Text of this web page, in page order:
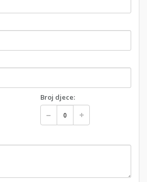
Broj djece: